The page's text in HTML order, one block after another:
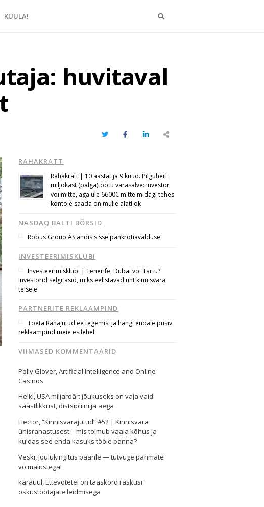
KUULA!
huvitaval
TwitterFacebookLinkedInShare
RAHAKRATT
Rahakratt | 10 aastat ja 9 kuud. Pilguheit
miljokast (palga)töötu varasalve: investor
või mitte, aga üle 6600€ mitte midagi tehes
kontole saada on mulle alati ok
NASDAQ BALTI BÖRSID
Robus Group AS andis sisse pankrotiavalduse
INVESTEERIMISKLUBI
Investeerimisklubi | Tenerife, Dubai või Tartu?
Investorid selgitasid, miks eelistavad üht kinnisvara
teisele
PARTNERITE REKLAAMPIND
Toeta Rahajutud.ee tegemisi ja hangi endale püsiv
reklaampind meie esilehel
VIIMASED KOMMENTAARID
Polly Glover ,Artificial Intelligence and Online
Casinos
Heiki,USA miljardär: jõukuseks on vaja vaid
säästlikkust, distsipliini ja aega
Hector,“Kinnisvarajutud” #52 | Kinnisvara
ühisrahastusest – mis toimub vaala kõhus ja
kuidas see enda kasuks tööle panna?
Veski,Jõulukingitus paarile — tutvuge parimate
võimalustega!
karauul,Ettevõtetel on taaskord raskusi
oskustöötajate leidmisega